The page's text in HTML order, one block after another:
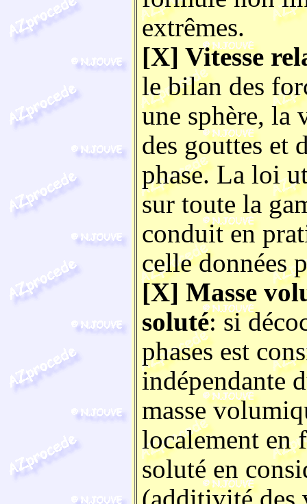
extrêmes.
[X] Vitesse
le bilan des
une sphère, la
des gouttes et
phase. La loi
sur toute la
conduit en
celle données
[X] Masse
soluté: si
phases est
indépendante
masse
localement en
soluté en